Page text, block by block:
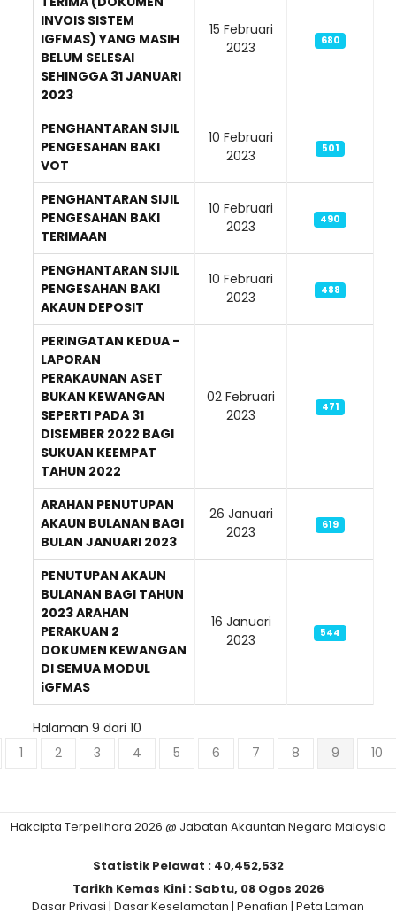
INVOIS SISTEM
IGFMAS) YANG MASIH
BELUM SELESAI
SEHINGGA 31 JANUARI
2023
15 Februari
2023
680
PENGHANTARAN SIJIL
PENGESAHAN BAKI
VOT
10 Februari
2023
501
PENGHANTARAN SIJIL
PENGESAHAN BAKI
TERIMAAN
10 Februari
2023
490
PENGHANTARAN SIJIL
PENGESAHAN BAKI
AKAUN DEPOSIT
10 Februari
2023
488
PERINGATAN KEDUA -
LAPORAN
PERAKAUNAN ASET
BUKAN KEWANGAN
SEPERTI PADA 31
DISEMBER 2022 BAGI
SUKUAN KEEMPAT
TAHUN 2022
02 Februari
2023
471
ARAHAN PENUTUPAN
AKAUN BULANAN BAGI
BULAN JANUARI 2023
26 Januari
2023
619
PENUTUPAN AKAUN
BULANAN BAGI TAHUN
2023 ARAHAN
PERAKUAN 2
DOKUMEN KEWANGAN
DI SEMUA MODUL
iGFMAS
16 Januari
2023
544
Halaman 9 dari 10
1
2 3 4 5 6 7 8 9 10
Hakcipta Terpelihara 2026 @ Jabatan Akauntan Negara Malaysia
Statistik Pelawat : 40,452,532
Tarikh Kemas Kini : Sabtu, 08 Ogos 2026
Dasar Privasi | Dasar Keselamatan | Penafian | Peta Laman